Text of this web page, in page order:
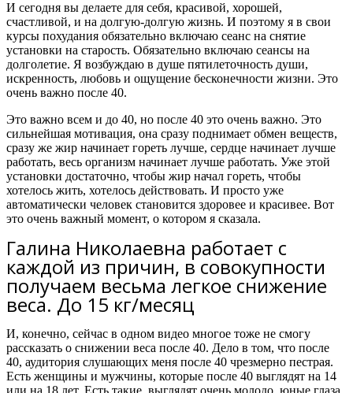
И сегодня вы делаете для себя, красивой, хорошей,
счастливой, и на долгую-долгую жизнь. И поэтому я в свои
курсы похудания обязательно включаю сеанс на снятие
установки на старость. Обязательно включаю сеансы на
долголетие. Я возбуждаю в душе пятилеточность души,
искренность, любовь и ощущение бесконечности жизни. Это
очень важно после 40.
Это важно всем и до 40, но после 40 это очень важно. Это
сильнейшая мотивация, она сразу поднимает обмен веществ,
сразу же жир начинает гореть лучше, сердце начинает лучше
работать, весь организм начинает лучше работать. Уже этой
установки достаточно, чтобы жир начал гореть, чтобы
хотелось жить, хотелось действовать. И просто уже
автоматически человек становится здоровее и красивее. Вот
это очень важный момент, о котором я сказала.
Галина Николаевна работает с
каждой из причин, в совокупности
получаем весьма легкое снижение
веса. До 15 кг/месяц
И, конечно, сейчас в одном видео многое тоже не смогу
рассказать о снижении веса после 40. Дело в том, что после
40, аудитория слушающих меня после 40 чрезмерно пестрая.
Есть женщины и мужчины, которые после 40 выглядят на 14
или на 18 лет. Есть такие, выглядят очень молодо, юные глаза,